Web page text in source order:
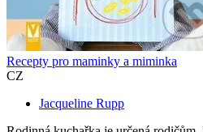
Recepty pro maminky a miminka
CZ
Jacqueline Rupp